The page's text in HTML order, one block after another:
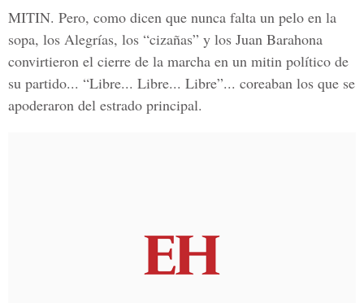
MITIN. Pero, como dicen que nunca falta un pelo en la
sopa, los Alegrías, los “cizañas” y los Juan Barahona
convirtieron el cierre de la marcha en un mitin político de
su partido... “Libre... Libre... Libre”... coreaban los que se
apoderaron del estrado principal.